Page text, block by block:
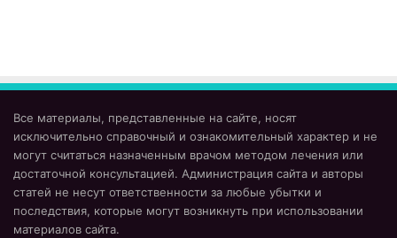
Все материалы, представленные на сайте, носят
исключительно справочный и ознакомительный характер и не
могут считаться назначенным врачом методом лечения или
достаточной консультацией. Администрация сайта и авторы
статей не несут ответственности за любые убытки и
последствия, которые могут возникнуть при использовании
материалов сайта.